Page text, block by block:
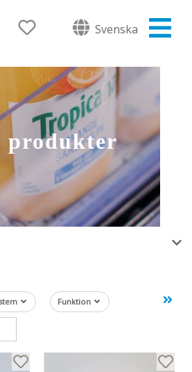
Svenska
produkter
Funktion